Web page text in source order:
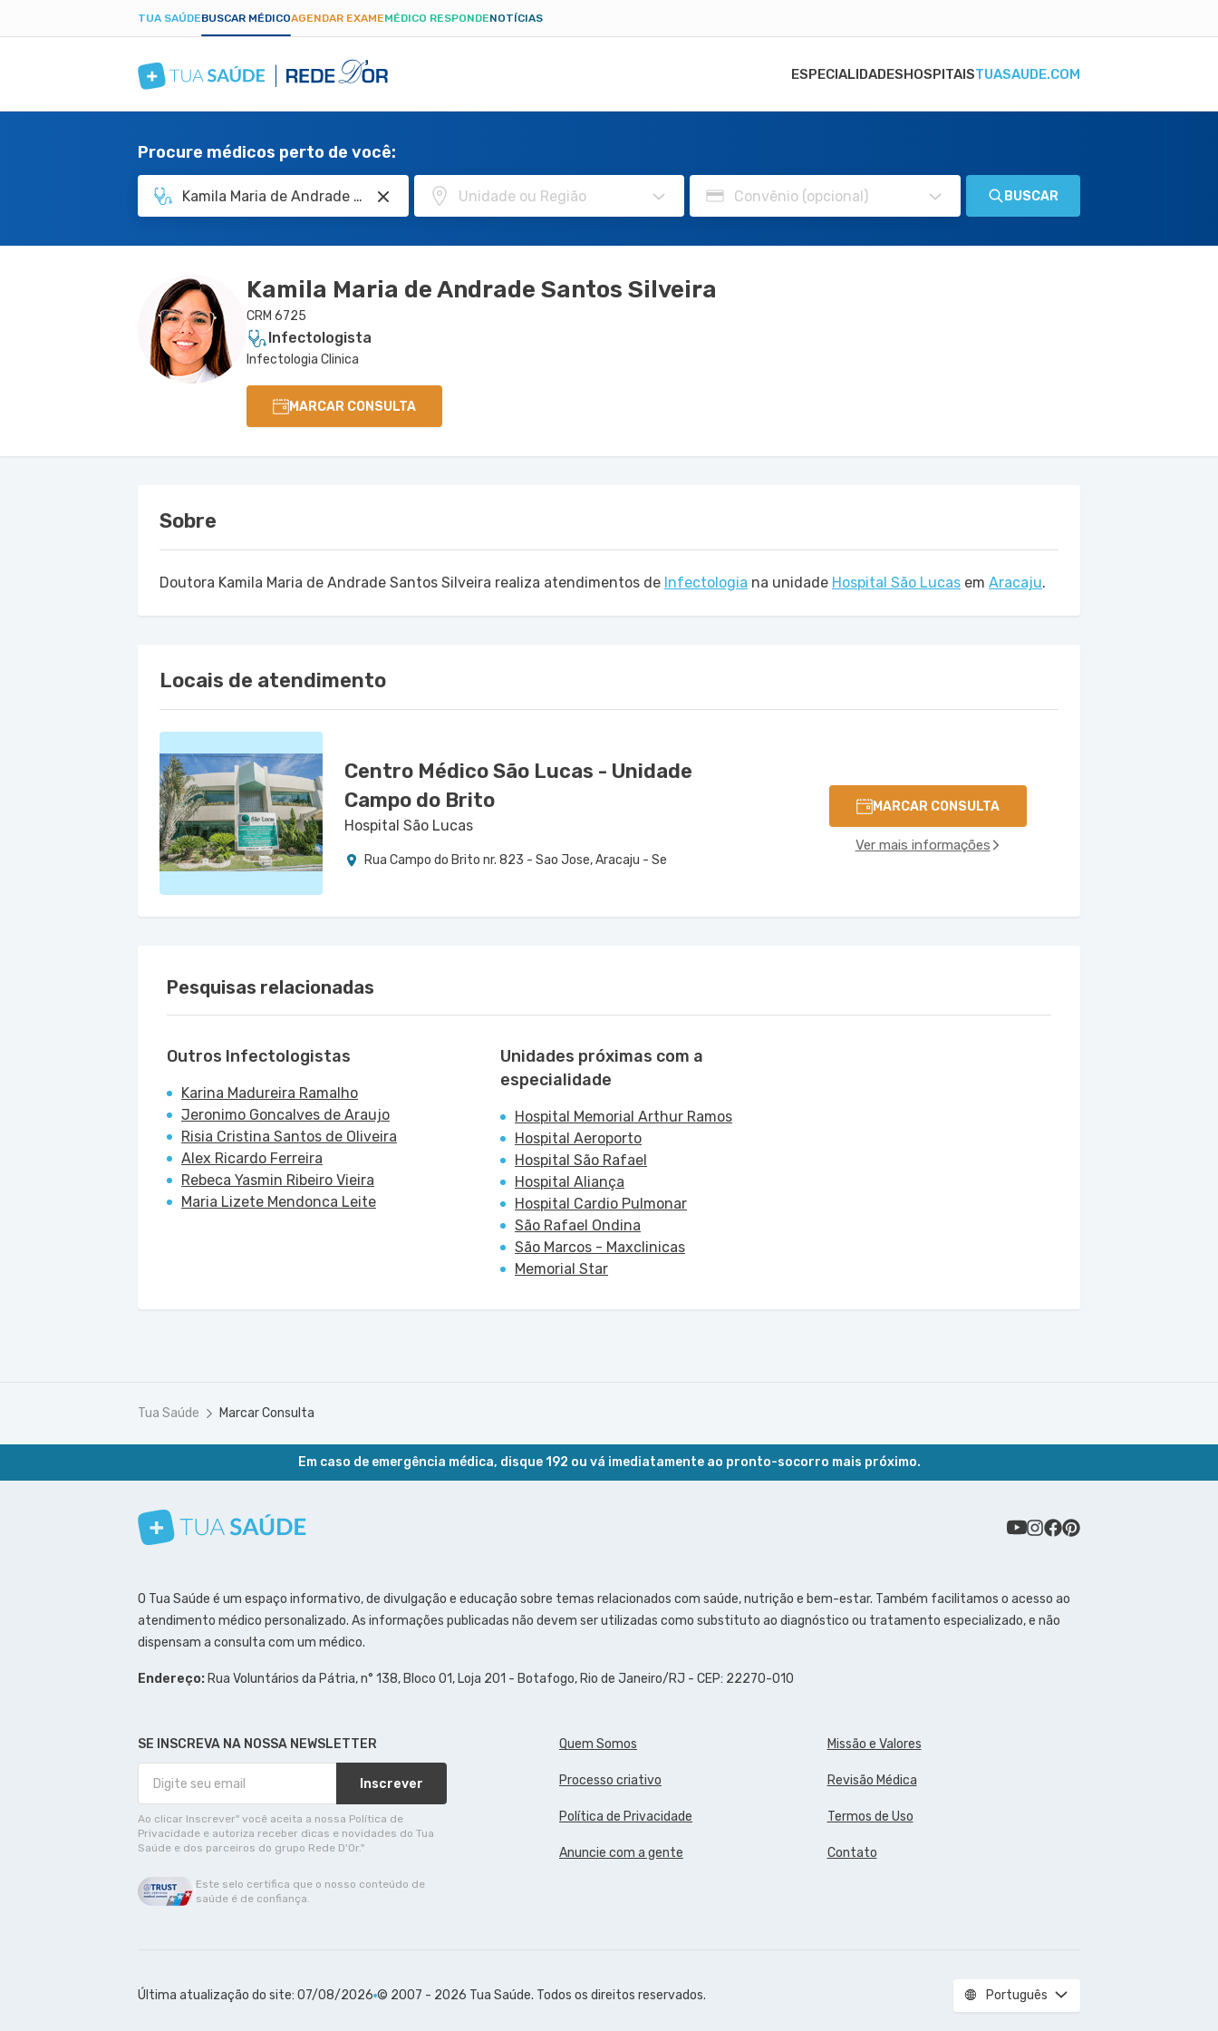
TUA SAÚDEBUSCAR MÉDICOAGENDAR EXAMEMÉDICO RESPONDENOTÍCIAS
ESPECIALIDADESHOSPITAISTUASAUDE.COM
Procure médicos perto de você:
BUSCAR
Kamila Maria de Andrade Santos Silveira
CRM 6725
Infectologista
Infectologia Clinica
MARCAR CONSULTA
Sobre
Doutora Kamila Maria de Andrade Santos Silveira realiza atendimentos de Infectologia na unidade Hospital São Lucas em Aracaju.
Locais de atendimento
Centro Médico São Lucas - Unidade
Campo do Brito
Hospital São Lucas
Rua Campo do Brito nr. 823 - Sao Jose, Aracaju - Se
MARCAR CONSULTA
Ver mais informações
Pesquisas relacionadas
Outros Infectologistas
Karina Madureira Ramalho
Jeronimo Goncalves de Araujo
Risia Cristina Santos de Oliveira
Alex Ricardo Ferreira
Rebeca Yasmin Ribeiro Vieira
Maria Lizete Mendonca Leite
Unidades próximas com a
especialidade
Hospital Memorial Arthur Ramos
Hospital Aeroporto
Hospital São Rafael
Hospital Aliança
Hospital Cardio Pulmonar
São Rafael Ondina
São Marcos - Maxclinicas
Memorial Star
Tua Saúde Marcar Consulta
Em caso de emergência médica, disque 192 ou vá imediatamente ao pronto-socorro mais próximo.
Conheça nosso canal
Siga a gente no Instagram
Siga a gente no Facebook
Siga a gente no Pinterest
O Tua Saúde é um espaço informativo, de divulgação e educação sobre temas relacionados com saúde, nutrição e bem-estar. Também facilitamos o acesso ao
atendimento médico personalizado. As informações publicadas não devem ser utilizadas como substituto ao diagnóstico ou tratamento especializado, e não
dispensam a consulta com um médico.
Endereço: Rua Voluntários da Pátria, n° 138, Bloco 01, Loja 201 - Botafogo, Rio de Janeiro/RJ - CEP: 22270-010
SE INSCREVA NA NOSSA NEWSLETTER
Inscrever
Ao clicar Inscrever" você aceita a nossa Política de
Privacidade e autoriza receber dicas e novidades do Tua
Saúde e dos parceiros do grupo Rede D'Or."
Quem Somos Missão e Valores
Processo criativo Revisão Médica
Política de Privacidade Termos de Uso
Anuncie com a gente Contato
Este selo certifica que o nosso conteúdo de
saúde é de confiança.
Última atualização do site: 07/08/2026 © 2007 - 2026 Tua Saúde. Todos os direitos reservados. Português